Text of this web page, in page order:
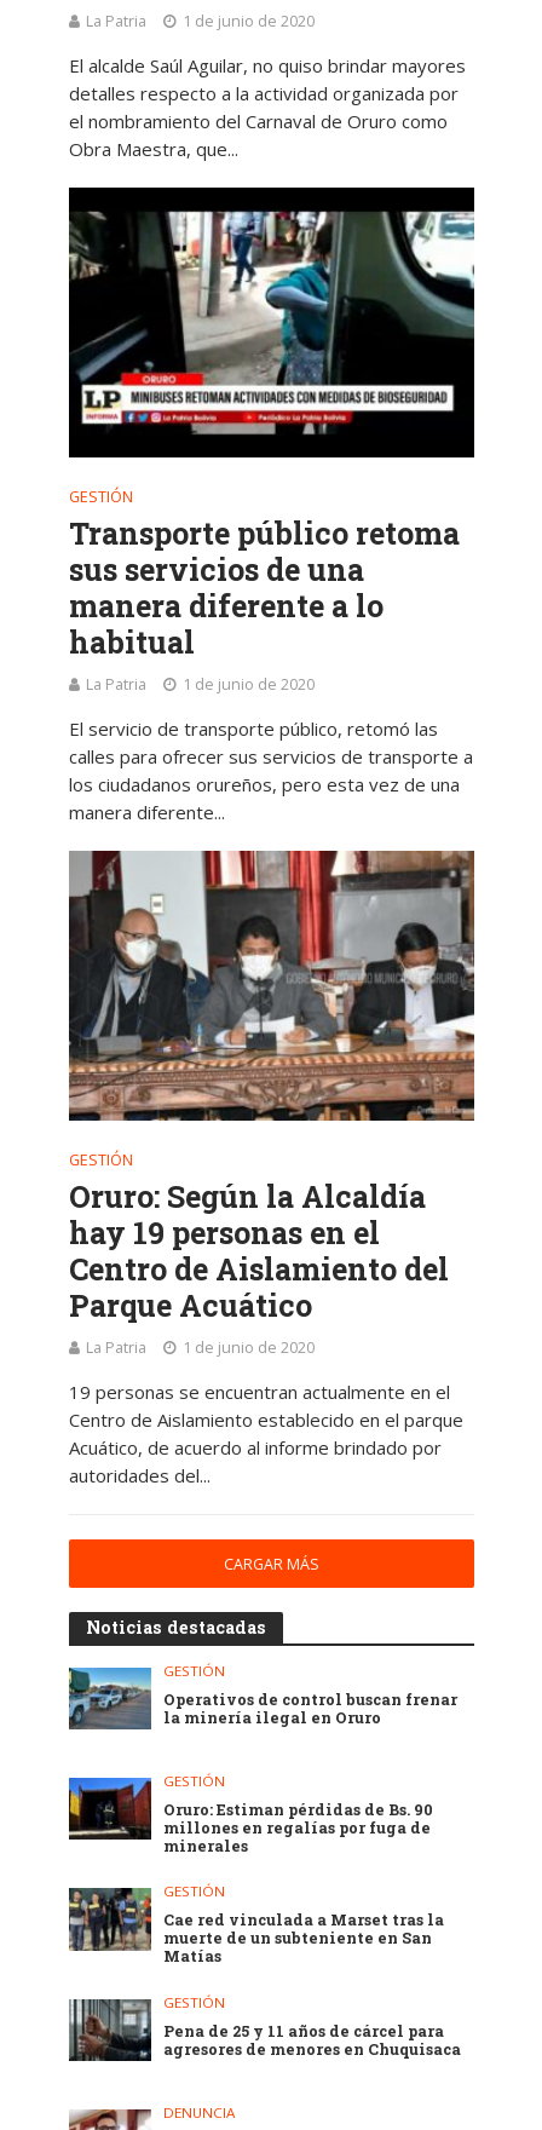
La Patria 1 de junio de 2020
El alcalde Saúl Aguilar, no quiso brindar mayores
detalles respecto a la actividad organizada por
el nombramiento del Carnaval de Oruro como
Obra Maestra, que...
GESTIÓN
Transporte público retoma
sus servicios de una
manera diferente a lo
habitual
La Patria 1 de junio de 2020
El servicio de transporte público, retomó las
calles para ofrecer sus servicios de transporte a
los ciudadanos orureños, pero esta vez de una
manera diferente...
GESTIÓN
Oruro: Según la Alcaldía
hay 19 personas en el
Centro de Aislamiento del
Parque Acuático
La Patria 1 de junio de 2020
19 personas se encuentran actualmente en el
Centro de Aislamiento establecido en el parque
Acuático, de acuerdo al informe brindado por
autoridades del...
CARGAR MÁS
Noticias destacadas
GESTIÓN
Operativos de control buscan frenar
la minería ilegal en Oruro
GESTIÓN
Oruro: Estiman pérdidas de Bs. 90
millones en regalías por fuga de
minerales
GESTIÓN
Cae red vinculada a Marset tras la
muerte de un subteniente en San
Matías
GESTIÓN
Pena de 25 y 11 años de cárcel para
agresores de menores en Chuquisaca
DENUNCIA